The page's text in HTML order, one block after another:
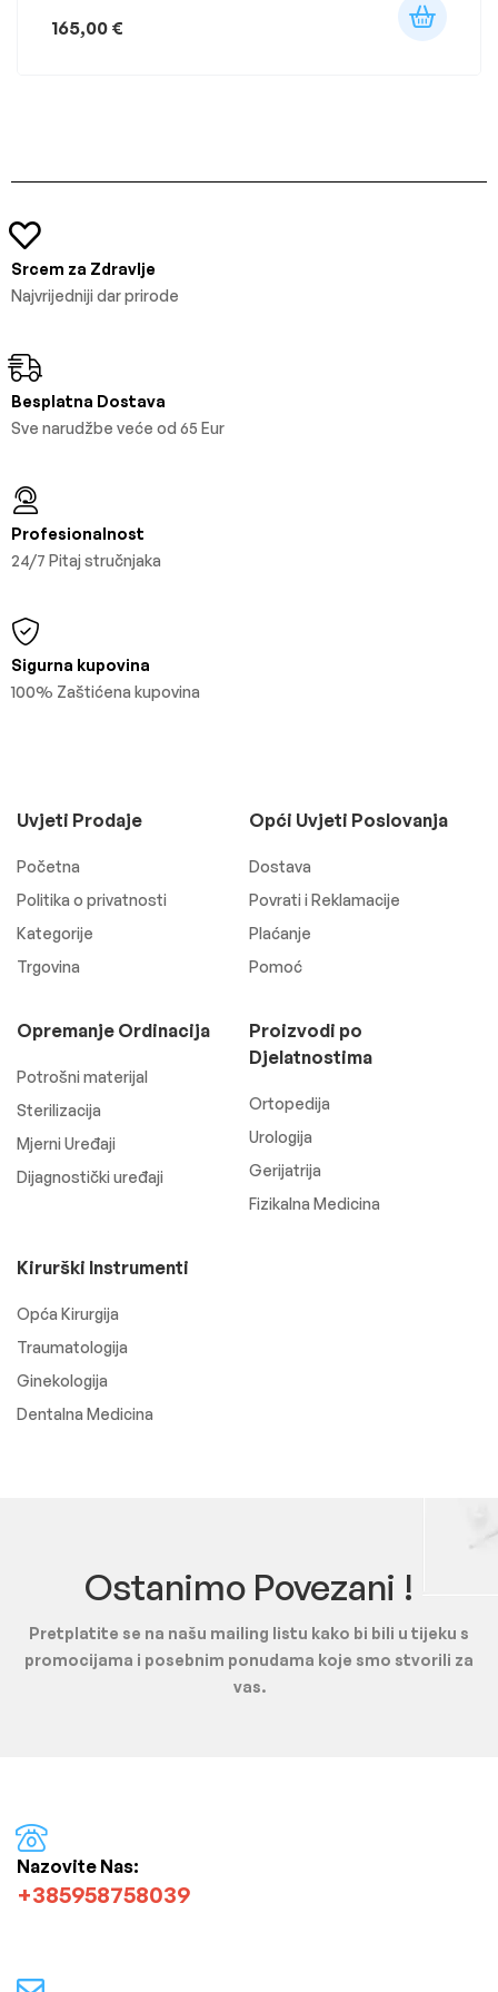
165,00 €
Srcem za Zdravlje
Najvrijedniji dar prirode
Besplatna Dostava
Sve narudžbe veće od 65 Eur
Profesionalnost
24/7 Pitaj stručnjaka
Sigurna kupovina
100% Zaštićena kupovina
Uvjeti Prodaje
Početna
Politika o privatnosti
Kategorije
Trgovina
Opći Uvjeti Poslovanja
Dostava
Povrati i Reklamacije
Plaćanje
Pomoć
Opremanje Ordinacija
Potrošni materijal
Sterilizacija
Mjerni Uređaji
Dijagnostički uređaji
Proizvodi po
Djelatnostima
Ortopedija
Urologija
Gerijatrija
Fizikalna Medicina
Kirurški Instrumenti
Opća Kirurgija
Traumatologija
Ginekologija
Dentalna Medicina
Ostanimo Povezani !
Pretplatite se na našu mailing listu kako bi bili u tijeku s
promocijama i posebnim ponudama koje smo stvorili za
vas.
Nazovite Nas:
+385958758039